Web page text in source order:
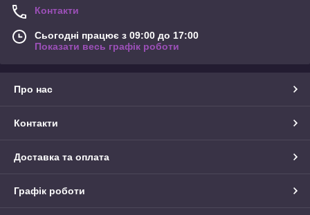
Контакти
Сьогодні працює з 09:00 до 17:00
Показати весь графік роботи
Про нас
Контакти
Доставка та оплата
Графік роботи